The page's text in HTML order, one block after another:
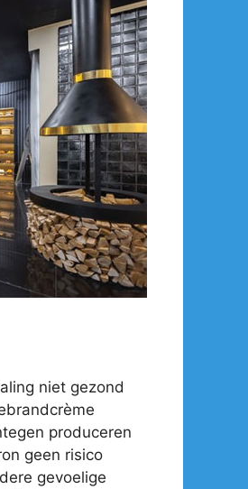
niet gezond
produceren
geen risico
gevoelige